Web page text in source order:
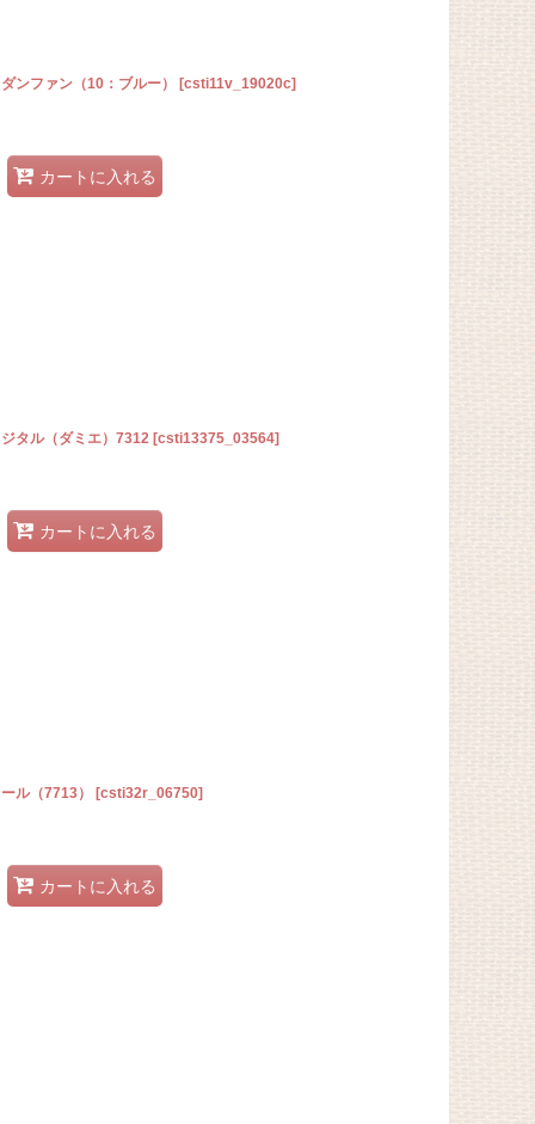
ンファン（10：ブルー） [csti11v_19020c]
カートに入れる
タル（ダミエ）7312 [csti13375_03564]
カートに入れる
ル（7713） [csti32r_06750]
カートに入れる